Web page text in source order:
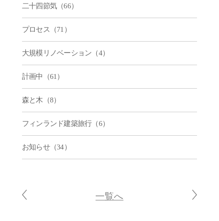
二十四節気（66）
プロセス（71）
大規模リノベーション（4）
計画中（61）
森と木（8）
フィンランド建築旅行（6）
お知らせ（34）
一覧へ